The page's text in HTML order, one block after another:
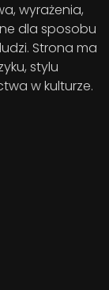
wyrażenia,
dla sposobu
Strona ma
stylu
w kulturze.